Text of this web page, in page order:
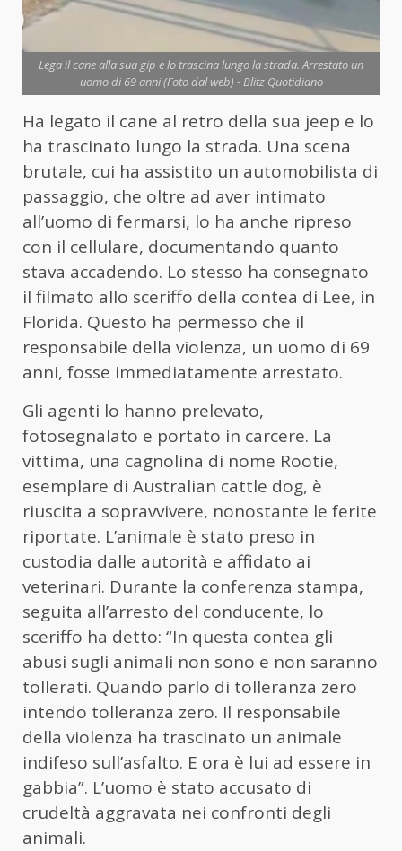
Lega il cane alla sua gip e lo trascina lungo la strada. Arrestato un
uomo di 69 anni (Foto dal web) - Blitz Quotidiano
Ha legato il cane al retro della sua jeep e lo
ha trascinato lungo la strada. Una scena
brutale, cui ha assistito un automobilista di
passaggio, che oltre ad aver intimato
all’uomo di fermarsi, lo ha anche ripreso
con il cellulare, documentando quanto
stava accadendo. Lo stesso ha consegnato
il filmato allo sceriffo della contea di Lee, in
Florida. Questo ha permesso che il
responsabile della violenza, un uomo di 69
anni, fosse immediatamente arrestato.
Gli agenti lo hanno prelevato,
fotosegnalato e portato in carcere. La
vittima, una cagnolina di nome Rootie,
esemplare di Australian cattle dog, è
riuscita a sopravvivere, nonostante le ferite
riportate. L’animale è stato preso in
custodia dalle autorità e affidato ai
veterinari. Durante la conferenza stampa,
seguita all’arresto del conducente, lo
sceriffo ha detto: “In questa contea gli
abusi sugli animali non sono e non saranno
tollerati. Quando parlo di tolleranza zero
intendo tolleranza zero. Il responsabile
della violenza ha trascinato un animale
indifeso sull’asfalto. E ora è lui ad essere in
gabbia”. L’uomo è stato accusato di
crudeltà aggravata nei confronti degli
animali.